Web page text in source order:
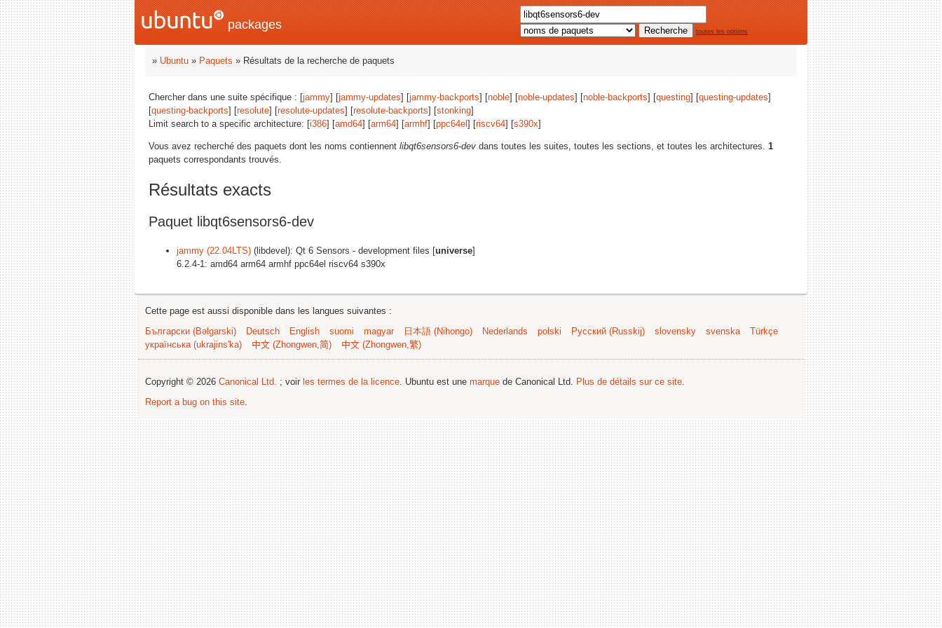
packages toutes les options
» Ubuntu » Paquets » Résultats de la recherche de paquets
Chercher dans une suite spécifique : [jammy] [jammy-updates] [jammy-backports] [noble] [noble-updates] [noble-backports] [questing] [questing-updates]
[questing-backports] [resolute] [resolute-updates] [resolute-backports] [stonking]
Limit search to a specific architecture: [i386] [amd64] [arm64] [armhf] [ppc64el ] [riscv64] [s390x]
Vous avez recherché des paquets dont les noms contiennent libqt6sensors6-dev dans toutes les suites, toutes les sections, et toutes les architectures. 1
paquets correspondants trouvés.
Résultats exacts
Paquet libqt6sensors6-dev
jammy (22.04LTS) (libdevel): Qt 6 Sensors - development files [universe]
6.2.4-1: amd64 arm64 armhf ppc64el riscv64 s390x
Cette page est aussi disponible dans les langues suivantes :
Български (Bəlgarski)
Deutsch English suomi magyar 日本語 (Nihongo) Nederlands polski Русский (Russkij) slovensky svenska
Türkçe
українська (ukrajins'ka)
中文 (Zhongwen,简) 中文 (Zhongwen,繁)
Copyright © 2026 Canonical Ltd. ; voir les termes de la licence . Ubuntu est une marque de Canonical Ltd. Plus de détails sur ce site
Report a bug on this site